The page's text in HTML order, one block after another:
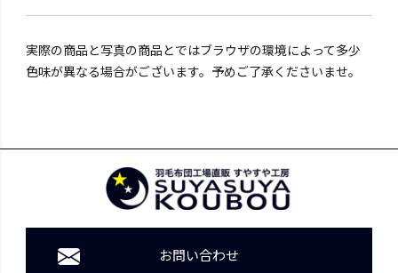
実際の商品と写真の商品とではブラウザの環境によって多少
色味が異なる場合がございます。予めご了承くださいませ。
お問い合わせ